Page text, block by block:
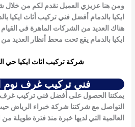
ومن هنا عزيزي العميل نقدم لكم من خلال
ايكيا بالدمام أفضل فني تركيب أثاث ايكيا
هناك العديد من الشركات الماهرة في القيام
ايكيا بالدمام يقع تحت محط أنظار العديد من
شركة تركيب اثاث ايكيا حي
فني تركيب غرف نوم
يمكننا الحصول على أفضل فني تركيب غرف
التواصل مع شركتنا شركة خبراء الرياض
العالمية التي لديها خبرة منذ فترة طويلة